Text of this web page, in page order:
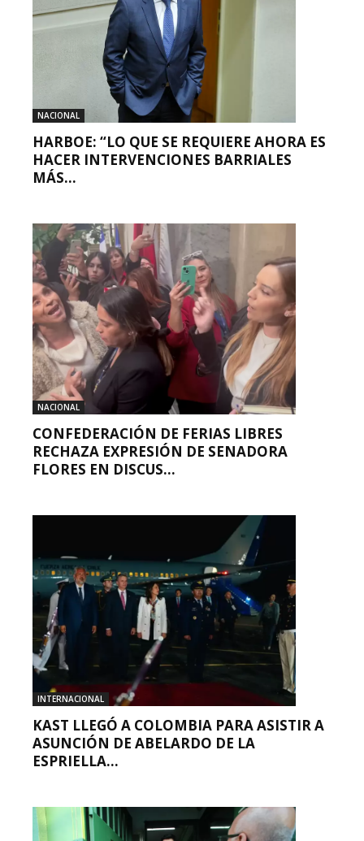
NACIONAL
HARBOE: “LO QUE SE REQUIERE AHORA ES
HACER INTERVENCIONES BARRIALES
MÁS...
NACIONAL
CONFEDERACIÓN DE FERIAS LIBRES
RECHAZA EXPRESIÓN DE SENADORA
FLORES EN DISCUS...
INTERNACIONAL
KAST LLEGÓ A COLOMBIA PARA ASISTIR A
ASUNCIÓN DE ABELARDO DE LA
ESPRIELLA...